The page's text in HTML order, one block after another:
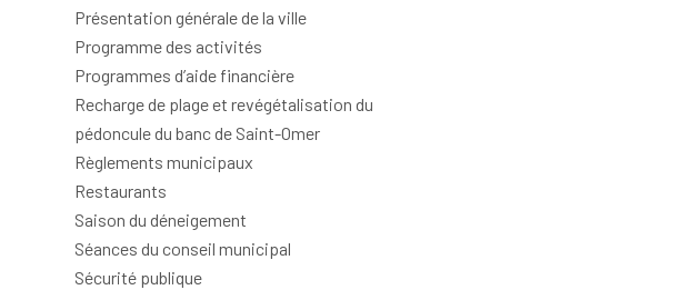
Présentation générale de la ville
Programme des activités
Programmes d’aide financière
Recharge de plage et revégétalisation du
pédoncule du banc de Saint-Omer
Règlements municipaux
Restaurants
Saison du déneigement
Séances du conseil municipal
Sécurité publique